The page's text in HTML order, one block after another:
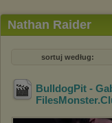
Nathan Raider
sortuj według:
BulldogPit -